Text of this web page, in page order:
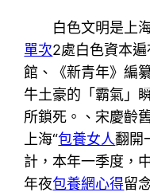
白色文明是上
單次2處白色資本
館、《新青年》編
牛土豪的「霸氣」
所鎖死。、宋慶齡
上海“包養女人翻開
計，本年一季度，
年夜包養網心得留